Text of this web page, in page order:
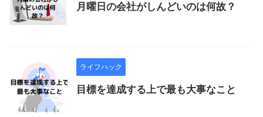
月曜日の会社がしんどいのは何故？
ライフハック
目標を達成する上で最も大事なこと